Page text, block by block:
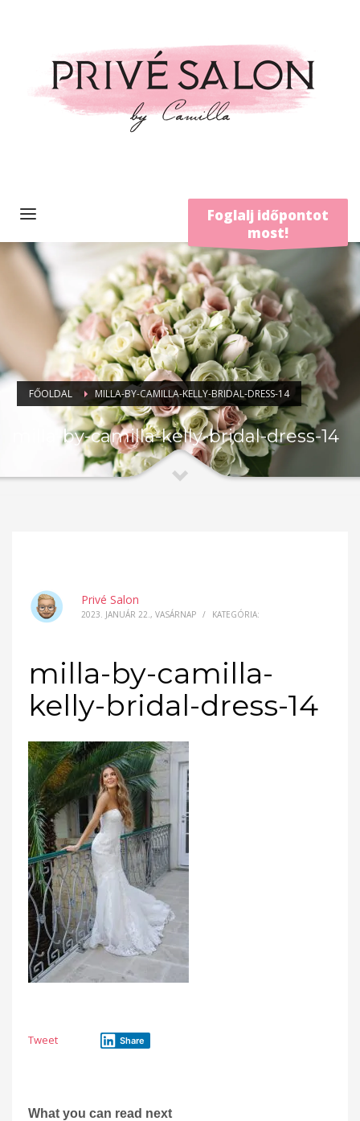
Foglalj időpontot
most!
FŐOLDAL MILLA-BY-CAMILLA-KELLY-BRIDAL-DRESS-14
milla-by-camilla-kelly-bridal-dress-14
Privé Salon
2023. JANUÁR 22., VASÁRNAP / KATEGÓRIA:
milla-by-camilla-
kelly-bridal-dress-14
Tweet Share
What you can read next